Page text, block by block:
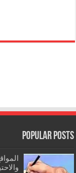
Popular Posts